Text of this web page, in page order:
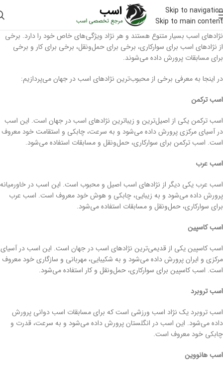
Skip to navigation
Skip to main content
نژادهای اسب بسیار متنوع هستند و هر نژاد ویژگی‌های خاص خود را دارد. برخی
از نژادهای اسب برای سوارکاری، برخی برای حمل‌ونقل، برخی برای کار و برخی
برای مسابقات پرورش داده می‌شوند.
در اینجا به معرفی برخی از محبوب‌ترین نژادهای اسب در جهان می‌پردازیم:
اسب ترکمن
اسب ترکمن یکی از اصیل‌ترین و زیباترین نژادهای اسب در جهان است. این اسب
در آسیای مرکزی پرورش داده می‌شود و به سرعت، چابکی و استقامت خود معروف
است. اسب ترکمن برای سوارکاری، حمل‌ونقل و مسابقات استفاده می‌شود.
اسب عرب
اسب عرب یکی دیگر از نژادهای اسب اصیل و محبوب است. این اسب در خاورمیانه
پرورش داده می‌شود و به زیبایی، چابکی و هوش خود معروف است. اسب عرب
برای سوارکاری، حمل‌ونقل و مسابقات استفاده می‌شود.
اسب کاسپین
اسب کاسپین یکی از قدیمی‌ترین نژادهای اسب در جهان است. این اسب در آسیای
مرکزی و ایران پرورش داده می‌شود و به شکیبایی، مهربانی و سازگاری خود معروف
است. اسب کاسپین برای سوارکاری، حمل‌ونقل و کار استفاده می‌شود.
اسب تروبرد
اسب تروبرد یک نژاد اسب ورزشی است که برای مسابقات اسب دوانی پرورش
داده می‌شود. این اسب در انگلستان پرورش داده می‌شود و به سرعت، قدرت و
چابکی خود معروف است.
اسب هانووین